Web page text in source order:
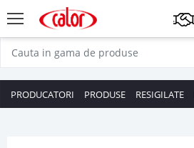
PRODUCATORI PRODUSE RESIGILATE